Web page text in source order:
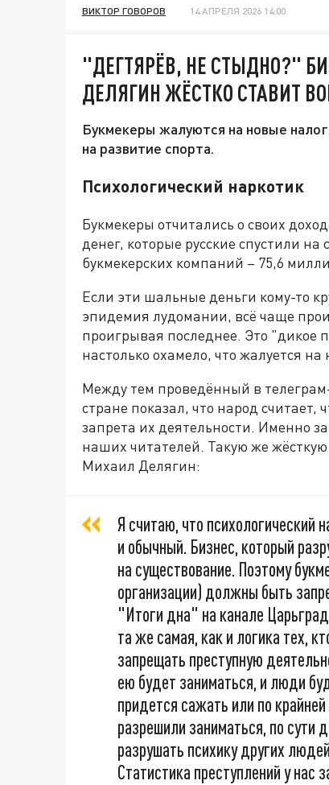
ВИКТОР ГОВОРОВ 14 АПРЕЛЯ 2026 14:00
"ДЕГТЯРЁВ, НЕ СТЫДНО?"
ДЕЛЯГИН ЖЁСТКО СТАВИТ
Букмекеры жалуются на новые
на развитие спорта.
Психологический наркотик
Букмекеры отчитались о своих
денег, которые русские спустили
букмекерских компаний – 75,6
Если эти шальные деньги кому-то
эпидемия лудомании, всё чаще
проигрывая последнее. Это "дикое
настолько охамело, что жалуется
Между тем проведённый в
стране показал, что народ считает,
запрета их деятельности. Именно
наших читателей. Такую же
Михаил Делягин:
Я считаю, что психологический
и обычный. Бизнес, который
на существование. Поэтому
организации) должны быть
"Итоги дна" на канале
та же самая, как и логика тех,
запрещать преступную
ею будет заниматься, и люди
придется сажать или по
разрешили заниматься, по сути
разрушать психику других
Статистика преступлений у нас